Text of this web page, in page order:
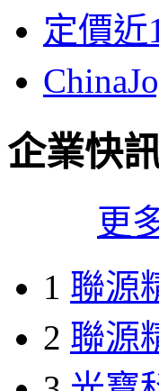
定價近
企業快
更
1 聯源
2 聯源